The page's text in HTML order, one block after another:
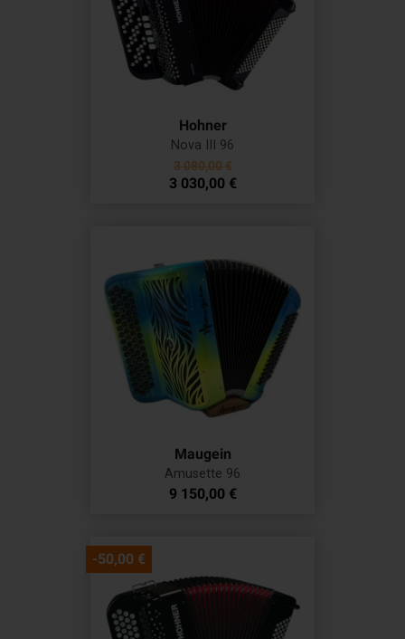
Hohner
Nova III 96
Prix
de
3 080,00 €
Prix
3 030,00 €
Maugein
Amusette 96
Prix
9 150,00 €
-50,00 €